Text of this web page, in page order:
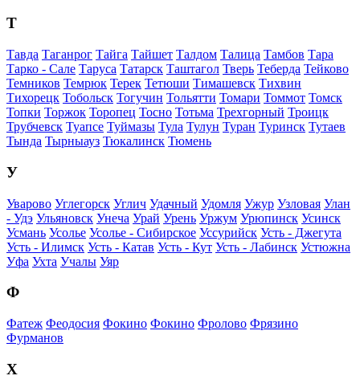
Т
Тавда Таганрог Тайга Тайшет Талдом Талица Тамбов Тара
Тарко - Сале Таруса Татарск Таштагол Тверь Теберда Тейково
Темников Темрюк Терек Тетюши Тимашевск Тихвин
Тихорецк Тобольск Тогучин Тольятти Томари Томмот Томск
Топки Торжок Торопец Тосно Тотьма Трехгорный Троицк
Трубчевск Туапсе Туймазы Тула Тулун Туран Туринск Тутаев
Тында Тырныауз Тюкалинск Тюмень
У
Уварово Углегорск Углич Удачный Удомля Ужур Узловая Улан
- Удэ Ульяновск Унеча Урай Урень Уржум Урюпинск Усинск
Усмань Усолье Усолье - Сибирское Уссурийск Усть - Джегута
Усть - Илимск Усть - Катав Усть - Кут Усть - Лабинск Устюжна
Уфа Ухта Учалы Уяр
Ф
Фатеж Феодосия Фокино Фокино Фролово Фрязино
Фурманов
Х